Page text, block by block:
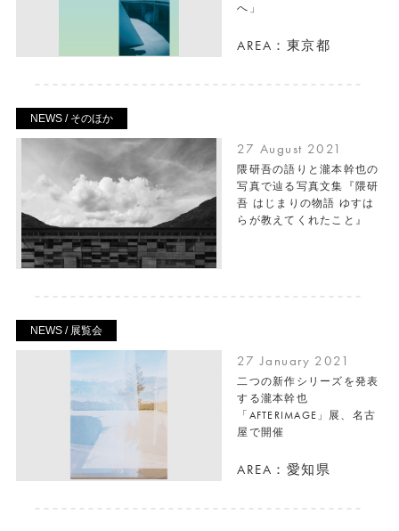
へ」
AREA：東京都
NEWS / そのほか
27 August 2021
隈研吾の語りと瀧本幹也の
写真で辿る写真文集『隈研
吾 はじまりの物語 ゆすは
らが教えてくれたこと』
NEWS / 展覧会
27 January 2021
二つの新作シリーズを発表
する瀧本幹也
「AFTERIMAGE」展、名古
屋で開催
AREA：愛知県